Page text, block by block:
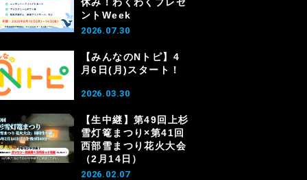
ントWeek
2026.07.30
【みんなのNトピ】4
月6日(月)スタート！
2026.03.30
【生中継】第49回上杉
雪灯篭まつり×第41回
西部雪まつり花火大会
（2月14日）
2026.02.07